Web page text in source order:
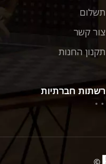
תשלום
צור קשר
תקנון החנות
רשתות חברתיות